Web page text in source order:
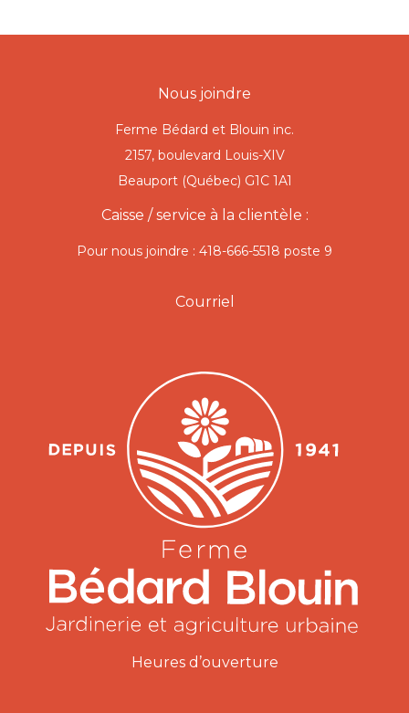
Nous joindre
Ferme Bédard et Blouin inc.
2157, boulevard Louis-XIV
Beauport (Québec) G1C 1A1
Caisse / service à la clientèle :
Pour nous joindre : 418-666-5518 poste 9
Courriel
Heures d’ouverture